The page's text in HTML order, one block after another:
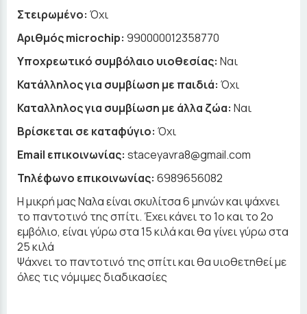
Στειρωμένο: Όχι
Αριθμός microchip: 990000012358770
Υποχρεωτικό συμβόλαιο υιοθεσίας: Ναι
Κατάλληλος για συμβίωση με παιδιά: Όχι
Καταλληλος για συμβίωση με άλλα ζώα: Ναι
Βρίσκεται σε καταφύγιο: Όχι
Email επικοινωνίας: staceyavra8@gmail.com
Τηλέφωνο επικοινωνίας: 6989656082
Η μικρή μας Ναλα είναι σκυλίτσα 6 μηνών και ψάχνει
το παντοτινό της σπίτι. Έχει κάνει το 1ο και το 2ο
εμβόλιο, είναι γύρω στα 15 κιλά και θα γίνει γύρω στα
25 κιλά
Ψάχνει το παντοτινό της σπίτι και θα υιοθετηθεί με
όλες τις νόμιμες διαδικασίες